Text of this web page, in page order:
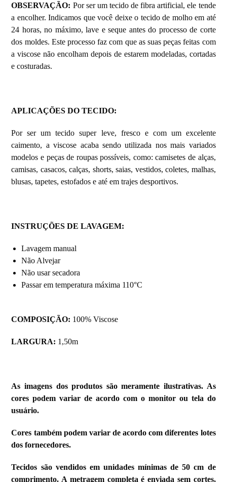
OBSERVAÇÃO: Por ser um tecido de fibra artificial, ele tende
a encolher. Indicamos que você deixe o tecido de molho em até
24 horas, no máximo, lave e seque antes do processo de corte
dos moldes. Este processo faz com que as suas peças feitas com
a viscose não encolham depois de estarem modeladas, cortadas
e costuradas.
APLICAÇÕES DO TECIDO:
Por ser um tecido super leve, fresco e com um excelente
caimento, a viscose acaba sendo utilizada nos mais variados
modelos e peças de roupas possíveis, como: camisetes de alças,
camisas, casacos, calças, shorts, saias, vestidos, coletes, malhas,
blusas, tapetes, estofados e até em trajes desportivos.
INSTRUÇÕES DE LAVAGEM:
Lavagem manual
Não Alvejar
Não usar secadora
Passar em temperatura máxima 110°C
COMPOSIÇÃO: 100% Viscose
LARGURA: 1,50m
As imagens dos produtos são meramente ilustrativas. As
cores podem variar de acordo com o monitor ou tela do
usuário.
Cores também podem variar de acordo com diferentes lotes
dos fornecedores.
Tecidos são vendidos em unidades mínimas de 50 cm de
comprimento. A metragem completa é enviada sem cortes,